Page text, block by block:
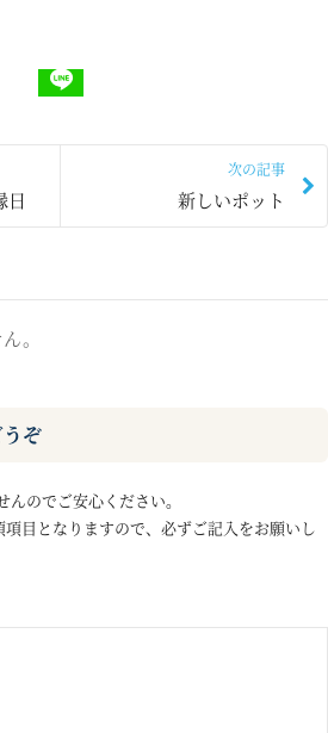
日
次の記事
新しいポット
。
ぞ
のでご安心ください。
目となりますので、必ずご記入をお願いし